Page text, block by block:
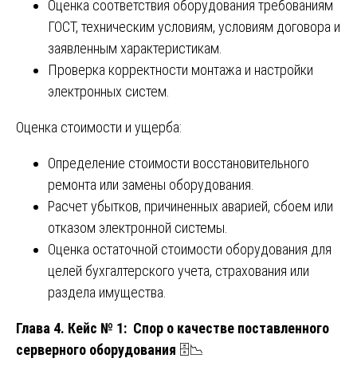
Оценка соответствия оборудования требованиям
ГОСТ, техническим условиям, условиям договора и
заявленным характеристикам.
Проверка корректности монтажа и настройки
электронных систем.
Оценка стоимости и ущерба:
Определение стоимости восстановительного
ремонта или замены оборудования.
Расчет убытков, причиненных аварией, сбоем или
отказом электронной системы.
Оценка остаточной стоимости оборудования для
целей бухгалтерского учета, страхования или
раздела имущества.
Глава 4. Кейс № 1: Спор о качестве поставленного
серверного оборудования 🗄️📉